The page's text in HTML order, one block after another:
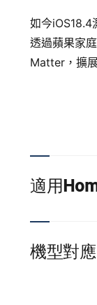
如今iOS18.4
透過蘋果家
Matter，擴
適用
機型對應